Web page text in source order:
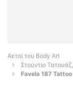
Αετοί του Body Art
Στούντιο
Favela 187